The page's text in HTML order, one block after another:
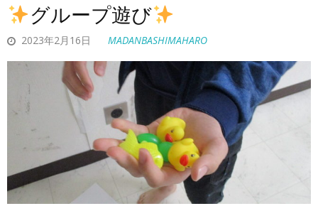
グループ遊び
2023年2月16日 MADANBASHIMAHARO